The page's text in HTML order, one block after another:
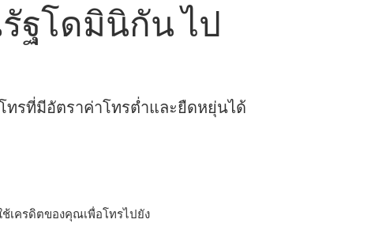
ฐโดมินิกัน ไป
ทรที่มีอัตราค่าโทรต่ำและยืดหยุ่นได้
เครดิตของคุณเพื่อโทรไปยัง